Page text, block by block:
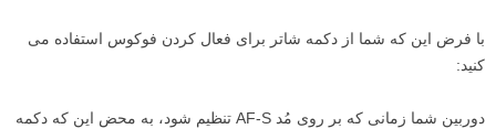
با فرض این که شما از دکمه شاتر برای فعال کردن فوکوس استفاده می
کنید:
دوربین شما زمانی که بر روی مُد AF-S تنظیم شود، به محض این که دکمه